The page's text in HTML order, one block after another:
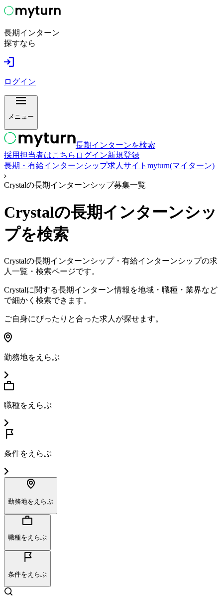
長期インターン
探すなら
ログイン
メニュー
長期インターンを検索
採用担当者はこちら ログイン新規登録
長期・有給インターンシップ求人サイトmyturn(マイターン)
Crystalの長期インターンシップ募集一覧
Crystalの長期インターンシッ
プを検索
Crystalの長期インターンシップ・有給インターンシップの求
人一覧・検索ページです。
Crystalに関する長期インターン情報を地域・職種・業界など
で細かく検索できます。
ご自身にぴったりと合った求人が探せます。
勤務地をえらぶ
職種をえらぶ
条件をえらぶ
勤務地をえらぶ
職種をえらぶ
条件をえらぶ